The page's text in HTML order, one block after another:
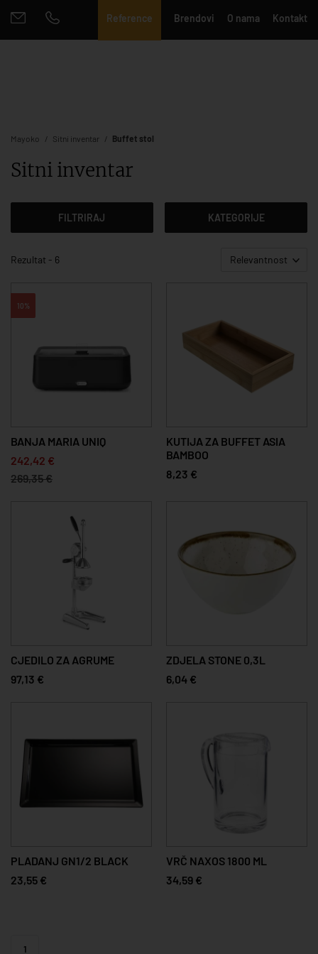
Reference Brendovi O nama Kontakt
Mayoko Sitni inventar Buffet stol
Sitni inventar
FILTRIRAJ KATEGORIJE
Rezultat - 6 Relevantnost
10%
BANJA MARIA UNIQ
242,42 €
269,35 €
KUTIJA ZA BUFFET ASIA
BAMBOO
8,23 €
CJEDILO ZA AGRUME
97,13 €
ZDJELA STONE 0,3L
6,04 €
PLADANJ GN1/2 BLACK
23,55 €
VRČ NAXOS 1800 ML
34,59 €
1